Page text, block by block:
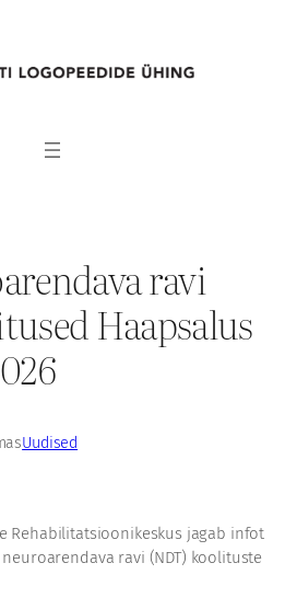
ravi
Haapsalus
Uudised
Rehabilitatsioonikeskus jagab infot
ravi (NDT) koolituste